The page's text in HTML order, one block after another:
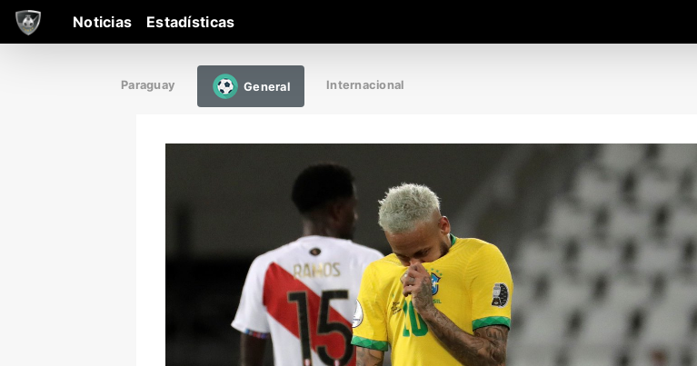
Noticias Estadísticas
Paraguay General Internacional